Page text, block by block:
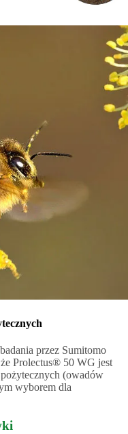
przez Sumitomo
Prolectus® 50 WG jest
(owadów
wyborem dla